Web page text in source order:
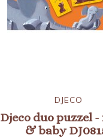
DJECO
Djeco duo puzzel -
& baby